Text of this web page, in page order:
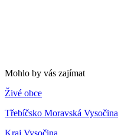
Mohlo by vás zajímat
Živé obce
Třebíčsko Moravská Vysočina
Kraj Vysočina